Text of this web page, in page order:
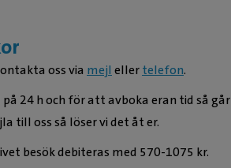
oss via mejl ellertelefon.
24 h och för att avboka eran tid så går
till oss så löser vi det åt er.
besök debiteras med 570-1075 kr.